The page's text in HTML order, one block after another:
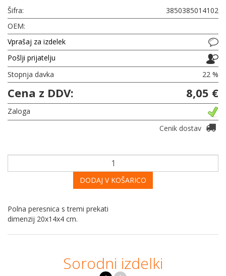
Šifra:
3850385014102
OEM:
Vprašaj za izdelek
Pošlji prijatelju
Stopnja davka
22 %
Cena z DDV: 8,05 €
Zaloga
Cenik dostav
DODAJ V KOŠARICO
Polna peresnica s tremi prekati
dimenzij 20x14x4 cm.
Sorodni izdelki